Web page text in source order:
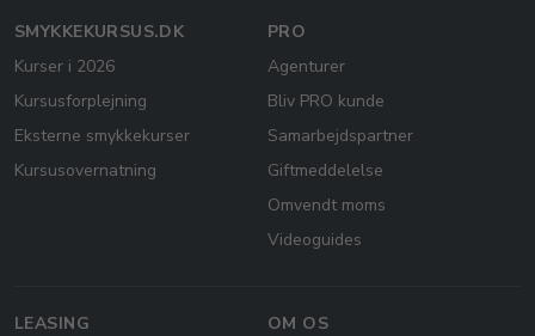
SMYKKEKURSUS.DK
Kurser i 2026
Kursusforplejning
Eksterne smykkekurser
Kursusovernatning
PRO
Agenturer
Bliv PRO kunde
Samarbejdspartner
Giftmeddelelse
Omvendt moms
Videoguides
LEASING
OM OS